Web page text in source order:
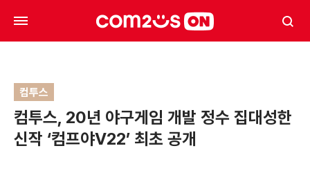
컴투스
컴투스, 20년 야구게임 개발 정수 집대성한
신작 ‘컴프야V22’ 최초 공개